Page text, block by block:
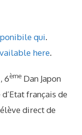
qui.
here.
6ème Dan Japon
français de
direct de